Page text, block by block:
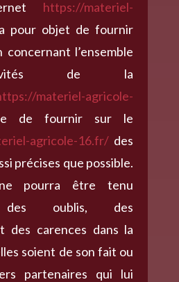
https://materiel-
pour objet de fournir
l’ensemble
de la
materiel-agricole-
de fournir sur le
agricole-16.fr/des
précises que possible.
pourra être tenu
des oublis, des
des carences dans la
soient de son fait ou
partenaires qui lui